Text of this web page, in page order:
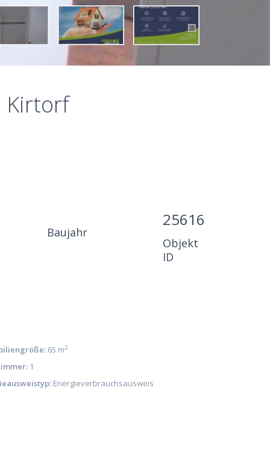
Kirtorf
Baujahr
25616
Objekt
ID
65 m2
1
Energieverbrauchsausweis